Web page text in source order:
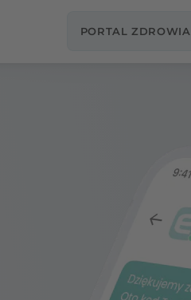
PORTAL ZDROWIA